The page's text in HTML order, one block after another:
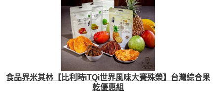
食品界米其林【比利時iTQi世界風味大賽殊榮】台灣綜合果
乾優惠組